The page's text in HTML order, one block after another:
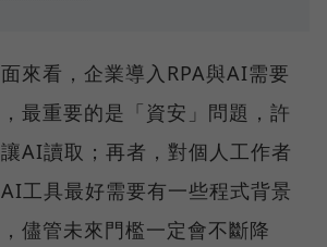
來看，企業導入RPA與AI需要
最重要的是「資安」問題，許
AI讀取；再者，對個人工作者
工具最好需要有一些程式背景
儘管未來門檻一定會不斷降